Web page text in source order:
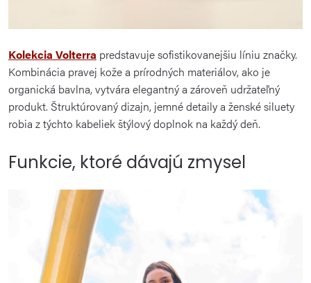
Kolekcia Volterra predstavuje sofistikovanejšiu líniu značky.
Kombinácia pravej kože a prírodných materiálov, ako je
organická bavlna, vytvára elegantný a zároveň udržateľný
produkt. Štruktúrovaný dizajn, jemné detaily a ženské siluety
robia z týchto kabeliek štýlový doplnok na každý deň.
Funkcie, ktoré dávajú zmysel